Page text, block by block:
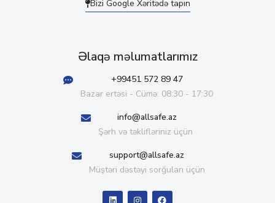
Bizi Google Xəritədə tapın
Əlaqə məlumatlarımız
+99451 572 89 47
Bazar ertəsi - Cümə: 08:30 - 17:30
info@allsafe.az
Şərh və təklifləriniz üçün
support@allsafe.az
Müştəri dəstəyi sorğuları üçün